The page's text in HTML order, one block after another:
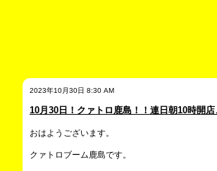
2023年10月30日 8:30 AM
10月30日！クァトロ鹿島！！連日朝10時開
おはようございます。
クァトロブーム鹿島です。